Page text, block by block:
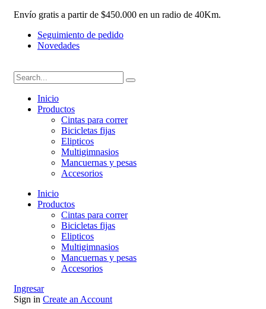
Envío gratis a partir de $450.000 en un radio de 40Km.
Seguimiento de pedido
Novedades
Inicio
Productos
Cintas para correr
Bicicletas fijas
Elipticos
Multigimnasios
Mancuernas y pesas
Accesorios
Inicio
Productos
Cintas para correr
Bicicletas fijas
Elipticos
Multigimnasios
Mancuernas y pesas
Accesorios
Ingresar
Sign in Create an Account